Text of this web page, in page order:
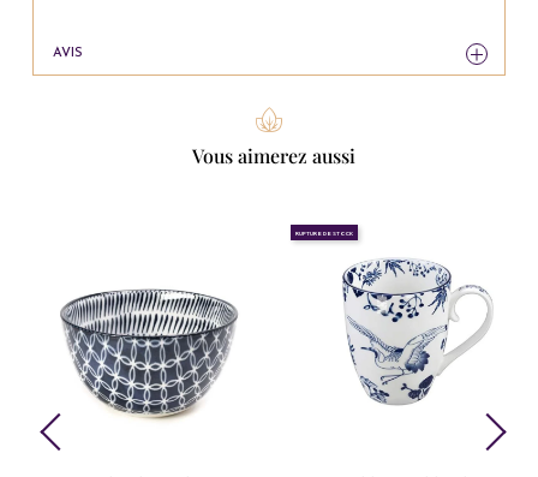
AVIS
Vous aimerez aussi
RUPTURE DE STOCK